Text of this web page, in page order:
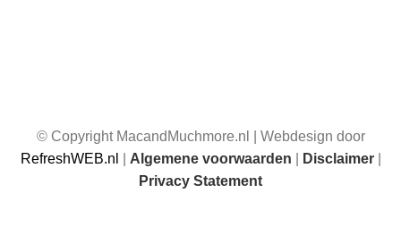
© Copyright MacandMuchmore.nl | Webdesign door
RefreshWEB.nl
Algemene voorwaarden Disclaimer|
Privacy Statement